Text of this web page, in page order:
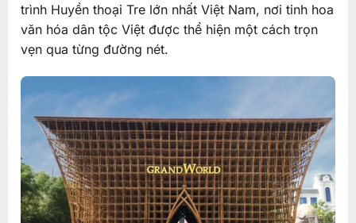
trình Huyền thoại Tre lớn nhất Việt Nam, nơi tinh hoa
văn hóa dân tộc Việt được thể hiện một cách trọn
vẹn qua từng đường nét.